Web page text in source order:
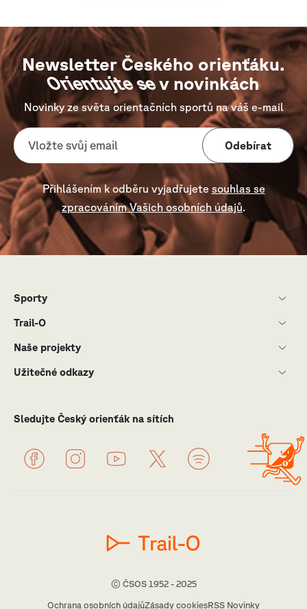
Newsletter Českého orienťáku.
Orientujte sev novinkách
Novinky ze světa orientačních sportů na váš e-mail
Odebírat
Přihlášením k odběru vyjadřujete souhlas se
zpracováním Vašich osobních údajů.
Sledujte Český orienťák na sítích
Sporty
Trail-O
Naše projekty
Užitečné odkazy
© ČSOS 1952 - 2025
Ochrana osobních údajůZásady cookiesRSS Novinky